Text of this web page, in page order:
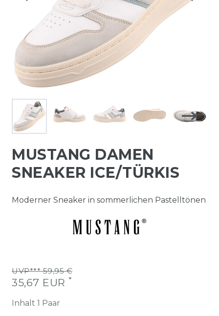
MUSTANG DAMEN
SNEAKER ICE/TÜRKIS
Moderner Sneaker in sommerlichen Pastelltönen
UVP*** 59,95 €
35,67 EUR *
Inhalt 1 Paar